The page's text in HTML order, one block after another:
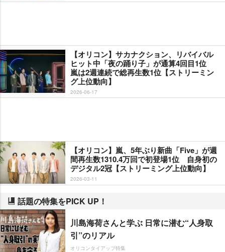
【オリコン】サカナクション、リバイバル
ヒット中「夜の踊り子」が通算4回目1位
嵐は2週連続で総再生数1位【ストリーミン
グ上位動向】
2026-06-17
【オリコン】嵐、5年ぶり新曲「Five」が週
間再生数1310.4万回で初登場1位 自身初の
デジタル2冠【ストリーミング上位動向】
2026-03-11
話題の特集をPICK UP！
川島海荷さんと学ぶ 日常に潜む“人身取
引”のリアル
オリコンタイアップ特集